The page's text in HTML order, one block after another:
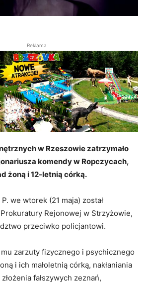
Reklama
w Rzeszowie zatrzymało
komendy w Ropczycach,
żoną i 12-letnią córką.
we wtorek (21 maja) został
Rejonowej w Strzyżowie,
przeciwko policjantowi.
zarzuty fizycznego i psychicznego
i ich małoletnią córką, nakłaniania
fałszywych zeznań,